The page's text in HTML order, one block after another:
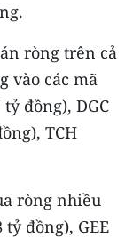
ròng trên cả
vào các mã
đồng), DGC
TCH
ròng nhiều
đồng), GEE